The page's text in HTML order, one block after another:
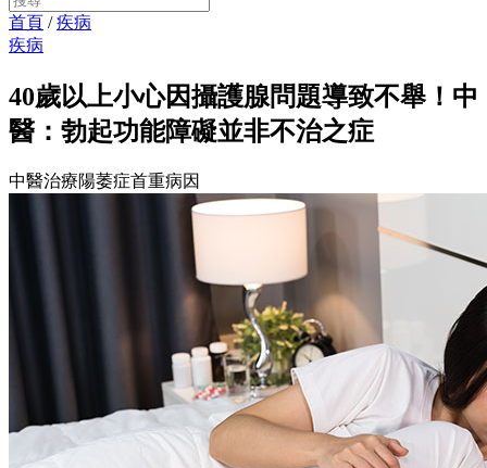
首頁 /疾病
疾病
40歲以上小心因攝護腺問題導致不舉！中
醫：勃起功能障礙並非不治之症
中醫治療陽萎症首重病因